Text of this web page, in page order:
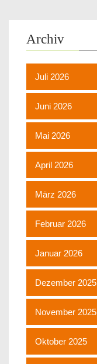
Archiv
Juli 2026
Juni 2026
Mai 2026
April 2026
März 2026
Februar 2026
Januar 2026
Dezember 2025
November 2025
Oktober 2025